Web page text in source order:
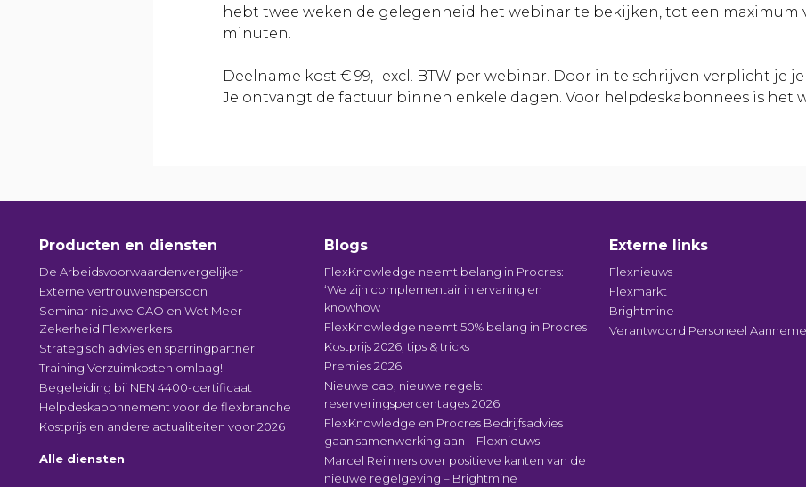
hebt twee weken de gelegenheid het webinar te bekijken, tot een maximum
minuten.
Deelname kost € 99,- excl. BTW per webinar. Door in te schrijven verplicht je
Je ontvangt de factuur binnen enkele dagen. Voor helpdeskabonnees is het
Producten en diensten
De Arbeidsvoorwaardenvergelijker
Externe vertrouwenspersoon
Seminar nieuwe CAO en Wet Meer
Zekerheid Flexwerkers
Strategisch advies en sparringpartner
Training Verzuimkosten omlaag!
Begeleiding bij NEN 4400-certificaat
Helpdeskabonnement voor de flexbranche
Kostprijs en andere actualiteiten voor 2026
Alle diensten
Blogs
FlexKnowledge neemt belang in Procres:
‘We zijn complementair in ervaring en
knowhow
FlexKnowledge neemt 50% belang in Procres
Kostprijs 2026, tips & tricks
Premies 2026
Nieuwe cao, nieuwe regels:
reserveringspercentages 2026
FlexKnowledge en Procres Bedrijfsadvies
gaan samenwerking aan – Flexnieuws
Marcel Reijmers over positieve kanten van de
nieuwe regelgeving – Brightmine
Externe links
Flexnieuws
Flexmarkt
Brightmine
Verantwoord Personeel